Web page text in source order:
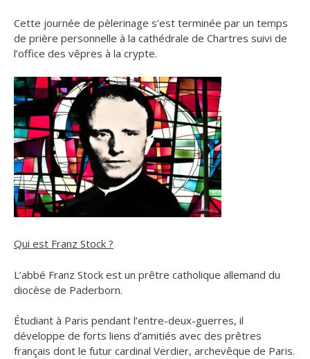
Cette journée de pèlerinage s’est terminée par un temps
de prière personnelle à la cathédrale de Chartres suivi de
l’office des vêpres à la crypte.
Qui est Franz Stock ?
L’abbé Franz Stock est un prêtre catholique allemand du
diocèse de Paderborn.
Étudiant à Paris pendant l’entre-deux-guerres, il
développe de forts liens d’amitiés avec des prêtres
français dont le futur cardinal Verdier, archevêque de Paris.